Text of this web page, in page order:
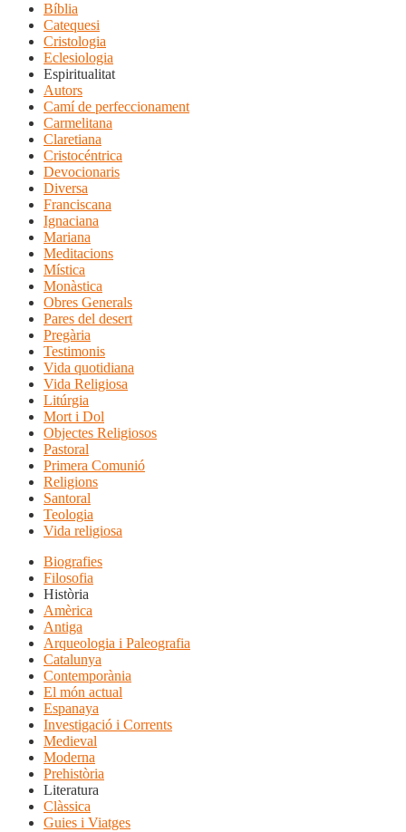
Bíblia
Catequesi
Cristologia
Eclesiologia
Espiritualitat
Autors
Camí de perfeccionament
Carmelitana
Claretiana
Cristocéntrica
Devocionaris
Diversa
Franciscana
Ignaciana
Mariana
Meditacions
Mística
Monàstica
Obres Generals
Pares del desert
Pregària
Testimonis
Vida quotidiana
Vida Religiosa
Litúrgia
Mort i Dol
Objectes Religiosos
Pastoral
Primera Comunió
Religions
Santoral
Teologia
Vida religiosa
Biografies
Filosofia
Història
Amèrica
Antiga
Arqueologia i Paleografia
Catalunya
Contemporània
El món actual
Espanaya
Investigació i Corrents
Medieval
Moderna
Prehistòria
Literatura
Clàssica
Guies i Viatges